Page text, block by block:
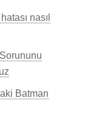
nasıl
Batman